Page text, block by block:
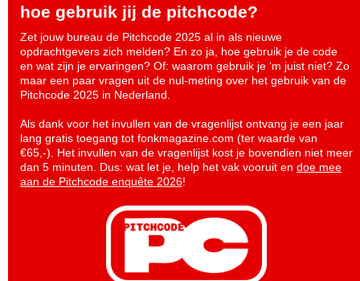
hoe gebruik jij de pitchcode?
Zet jouw bureau de Pitchcode 2025 al in als nieuwe
opdrachtgevers zich melden? En zo ja, hoe gebruik je de code
en wat zijn je ervaringen? Of: waarom gebruik je ‘m juist niet? Zo
maar een paar vragen uit de nul-meting over het gebruik van de
Pitchcode 2025 in Nederland.
Als dank voor het invullen van de vragenlijst ontvang je een jaar
lang gratis toegang tot fonkmagazine.com (ter waarde van
€65,-). Het invullen van de vragenlijst kost je bovendien niet meer
dan 5 minuten. Dus: wat let je, help het vak vooruit en doe mee
aan de Pitchcode enquête 2026!